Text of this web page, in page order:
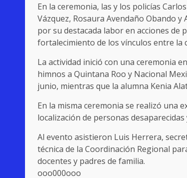
En la ceremonia, las y los policías
Vázquez, Rosaura Avendaño Obando
por su destacada labor en acciones de
fortalecimiento de los vínculos entre la
La actividad inició con una ceremonia
himnos a Quintana Roo y Nacional
junio, mientras que la alumna Kenia
En la misma ceremonia se realizó una
localización de personas
Al evento asistieron Luis Herrera,
técnica de la Coordinación Regional
docentes y padres de familia.
ooo000ooo